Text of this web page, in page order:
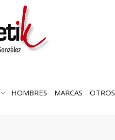
ABRIR
HOMBRES MARCAS OTROS